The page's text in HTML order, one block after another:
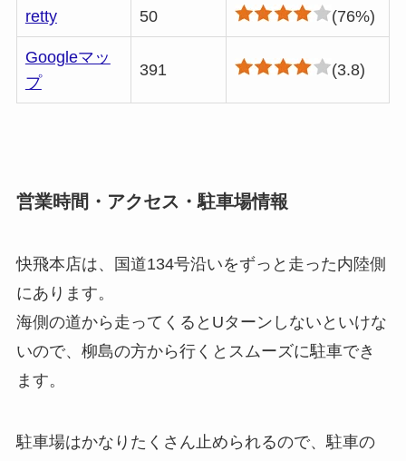
retty 50 (76%)
Googleマッ
プ
391 (3.8)
営業時間・アクセス・駐車場情報
快飛本店は、国道134号沿いをずっと走った内陸側
にあります。
海側の道から走ってくるとUターンしないといけな
いので、柳島の方から行くとスムーズに駐車でき
ます。
駐車場はかなりたくさん止められるので、駐車の